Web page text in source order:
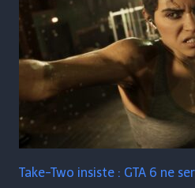
Take-Two insiste : GTA 6 ne